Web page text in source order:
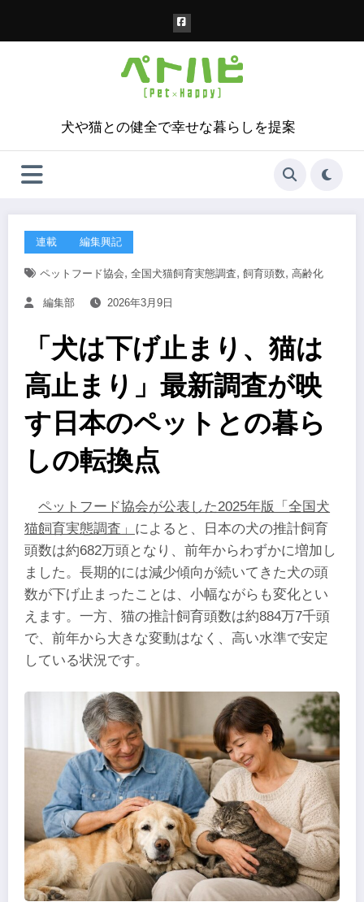
犬や猫との健全で幸せな暮らしを提案
連載 編集興記
ペットフード協会, 全国犬猫飼育実態調査, 飼育頭数, 高齢化
編集部 2026年3月9日
「犬は下げ止まり、猫は
高止まり」最新調査が映
す日本のペットとの暮ら
しの転換点
ペットフード協会が公表した2025年版「全国犬
猫飼育実態調査」 によると、日本の犬の推計飼育
頭数は約682万頭となり、前年からわずかに増加し
ました。長期的には減少傾向が続いてきた犬の頭
数が下げ止まったことは、小幅ながらも変化とい
えます。一方、猫の推計飼育頭数は約884万7千頭
で、前年から大きな変動はなく、高い水準で安定
している状況です。